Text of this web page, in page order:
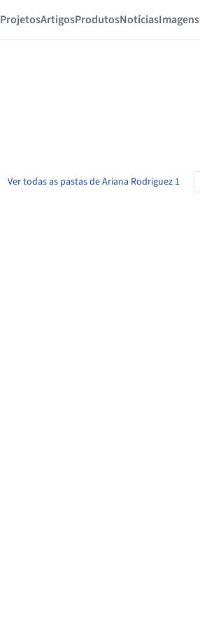
ProjetosArtigosProdutosNotíciasImagens
Ver todas as pastas de Ariana Rodriguez 1